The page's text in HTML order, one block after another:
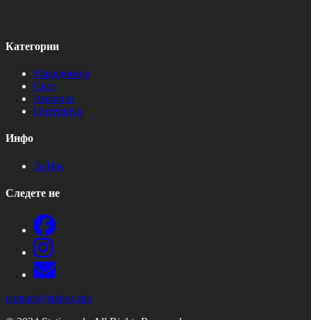
Категории
Македонија
Свет
Анализи
Интервјуа
Инфо
За Нас
Следете не
contact@stativa.mk